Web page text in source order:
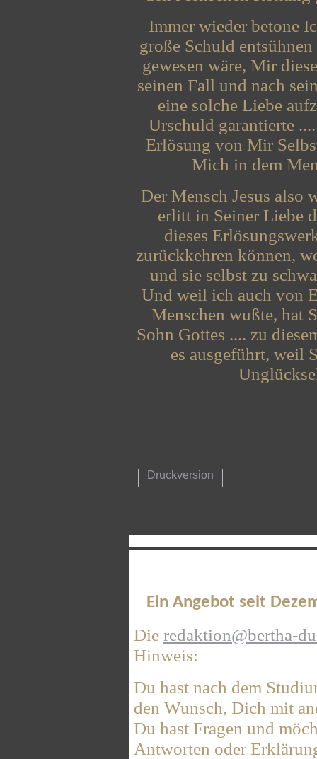
Immer wieder betone
große Schuld
gewesen wäre, Mir
seinen Fall und nach
eine solche Liebe
Urschuld garantierte
Erlösung von Mir
Mich in dem
Der Mensch Jesus also
erlitt in Seiner Liebe
dieses
zurückkehren können,
und sie selbst zu
Und weil ich auch von
Menschen wußte, hat
Sohn Gottes .... zu
es ausgeführt, weil
Druckversion
Ein Angebot seit
Die redaktion@bertha-
Hinweis:
Du hast nach dem
den Wunsch, Dich mit
Du hast Fragen und
Antworten oder